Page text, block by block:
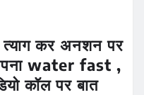
त्याग कर अनशन पर
water fast ,
कॉल पर बात